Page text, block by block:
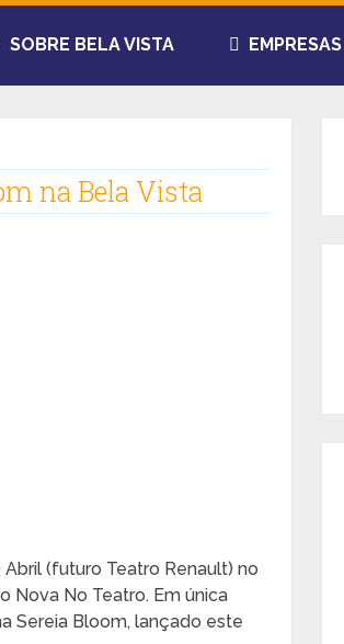
SOBRE BELA VISTA EMPRESAS
na Bela Vista
(futuro Teatro Renault) no
Nova No Teatro. Em única
Sereia Bloom, lançado este